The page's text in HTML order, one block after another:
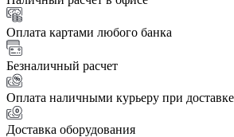
Оплата картами любого банка
Безналичный расчет
Оплата наличными курьеру при доставке
Доставка оборудования